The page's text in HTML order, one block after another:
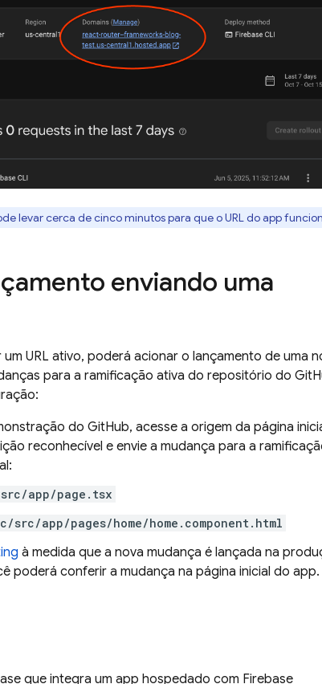
levar cerca de cinco minutos para que o URL do app
enviando uma
URL ativo, poderá acionar o lançamento de uma
para a ramificação ativa do repositório do
do GitHub, acesse a origem da página
reconhecível e envie a mudança para a
app/page.tsx
app/pages/home/home.component.html
à medida que a nova mudança é lançada na
poderá conferir a mudança na página inicial do app.
que integra um app hospedado com Firebase